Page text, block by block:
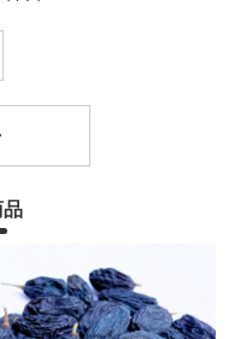
品